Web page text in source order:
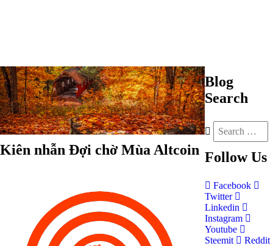
Kiên nhẫn Đợi chờ Mùa Altcoin
Blog
Search
Follow Us
Facebook
Twitter
Linkedin
Instagram
Youtube
Steemit
Reddit